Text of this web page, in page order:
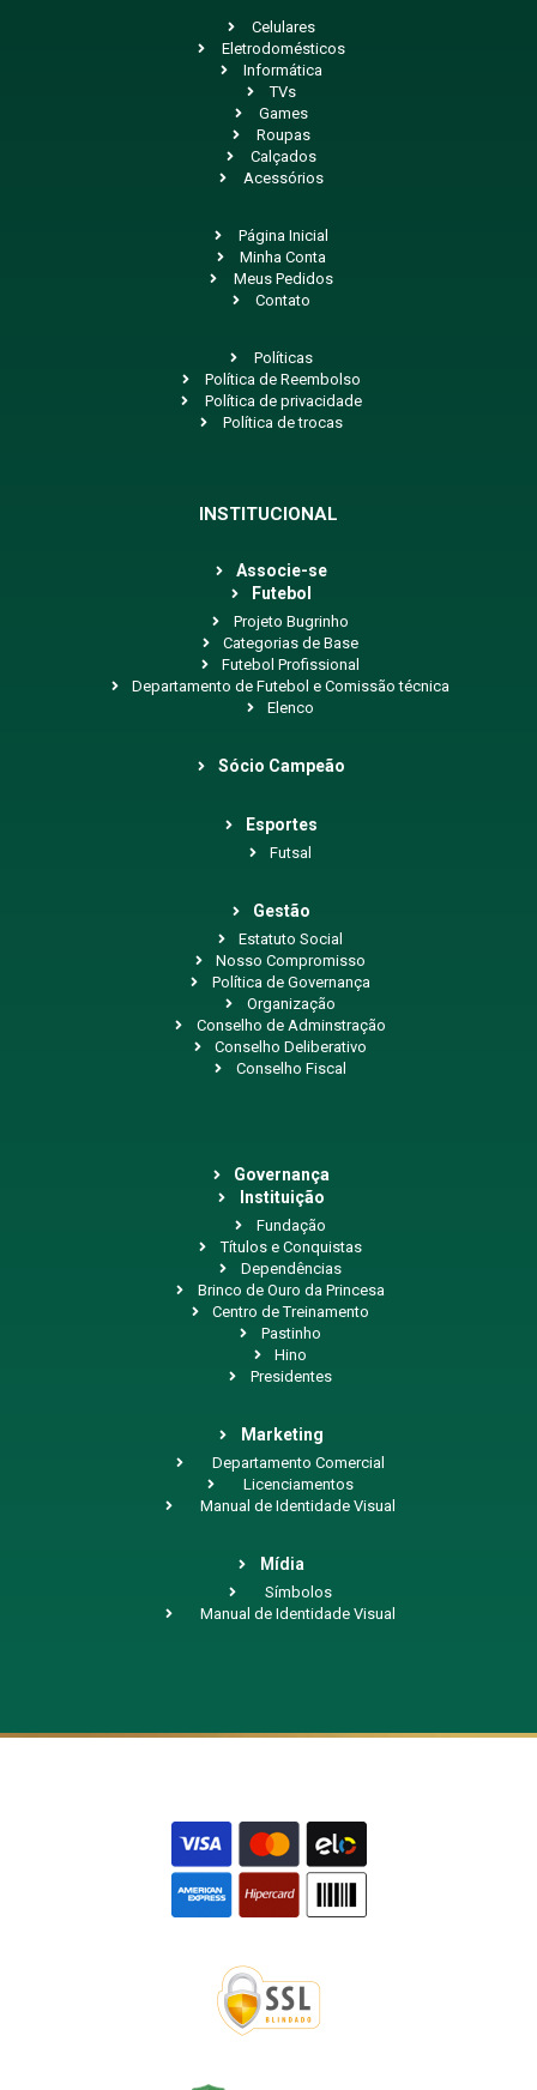
Celulares
Eletrodomésticos
Informática
TVs
Games
Roupas
Calçados
Acessórios
Página Inicial
Minha Conta
Meus Pedidos
Contato
Políticas
Política de Reembolso
Política de privacidade
Política de trocas
INSTITUCIONAL
Associe-se
Futebol
Projeto Bugrinho
Categorias de Base
Futebol Profissional
Departamento de Futebol e Comissão técnica
Elenco
Sócio Campeão
Esportes
Futsal
Gestão
Estatuto Social
Nosso Compromisso
Política de Governança
Organização
Conselho de Adminstração
Conselho Deliberativo
Conselho Fiscal
Governança
Instituição
Fundação
Títulos e Conquistas
Dependências
Brinco de Ouro da Princesa
Centro de Treinamento
Pastinho
Hino
Presidentes
Marketing
Departamento Comercial
Licenciamentos
Manual de Identidade Visual
Mídia
Símbolos
Manual de Identidade Visual